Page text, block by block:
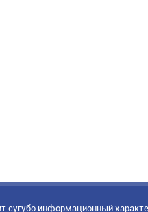
информационный